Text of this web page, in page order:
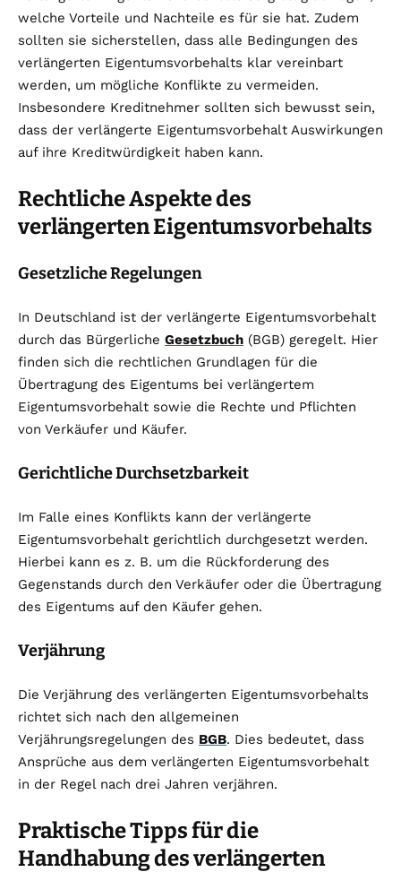
welche Vorteile und Nachteile es für sie hat. Zudem
sollten sie sicherstellen, dass alle Bedingungen des
verlängerten Eigentumsvorbehalts klar vereinbart
werden, um mögliche Konflikte zu vermeiden.
Insbesondere Kreditnehmer sollten sich bewusst sein,
dass der verlängerte Eigentumsvorbehalt Auswirkungen
auf ihre Kreditwürdigkeit haben kann.
Rechtliche Aspekte des
verlängerten Eigentumsvorbehalts
Gesetzliche Regelungen
In Deutschland ist der verlängerte Eigentumsvorbehalt
durch das Bürgerliche Gesetzbuch (BGB) geregelt. Hier
finden sich die rechtlichen Grundlagen für die
Übertragung des Eigentums bei verlängertem
Eigentumsvorbehalt sowie die Rechte und Pflichten
von Verkäufer und Käufer.
Gerichtliche Durchsetzbarkeit
Im Falle eines Konflikts kann der verlängerte
Eigentumsvorbehalt gerichtlich durchgesetzt werden.
Hierbei kann es z. B. um die Rückforderung des
Gegenstands durch den Verkäufer oder die Übertragung
des Eigentums auf den Käufer gehen.
Verjährung
Die Verjährung des verlängerten Eigentumsvorbehalts
richtet sich nach den allgemeinen
Verjährungsregelungen des BGB. Dies bedeutet, dass
Ansprüche aus dem verlängerten Eigentumsvorbehalt
in der Regel nach drei Jahren verjähren.
Praktische Tipps für die
Handhabung des verlängerten